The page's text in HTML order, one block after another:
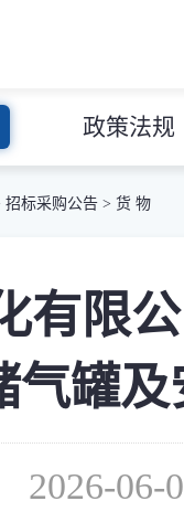
政策法规
招标采购公告 > 货 物
有限
气罐
2026-